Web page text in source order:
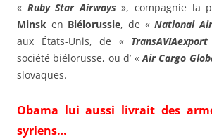
« Ruby Star Airways », compagnie la
Minsk en Biélorussie, de «National
aux États-Unis, de «
société biélorusse, ou d’ «Air Cargo
slovaques.
Obama lui aussi livrait des
syriens…